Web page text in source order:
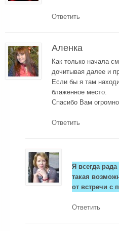
Ответить
Аленка
Как только начала
дочитывая далее и
Если бы я там
блаженное место.
Спасибо Вам
Ответить
Я всегда
такая
от встречи с
Ответить